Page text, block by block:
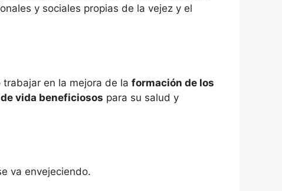
y sociales propias de la vejez y el
en la mejora de la formación de los
vida beneficiosos para su salud y
va envejeciendo.